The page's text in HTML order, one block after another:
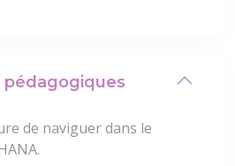
pédagogiques
de naviguer dans le